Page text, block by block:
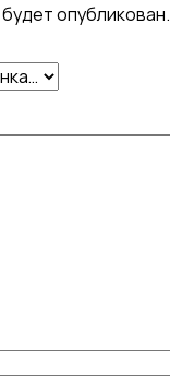
опубликован.